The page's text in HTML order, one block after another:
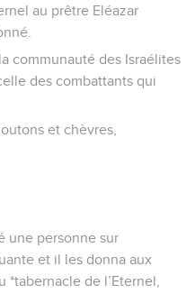
au prêtre Eléazar
communauté des Israélites
des combattants qui
et chèvres,
une personne sur
et il les donna aux
de l’Eternel,